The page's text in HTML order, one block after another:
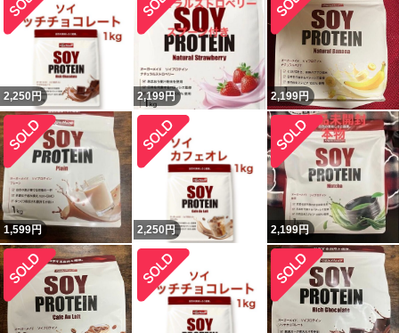
2,250 円 2,199円 2,199円
1,599円 2,250 円 2,199円